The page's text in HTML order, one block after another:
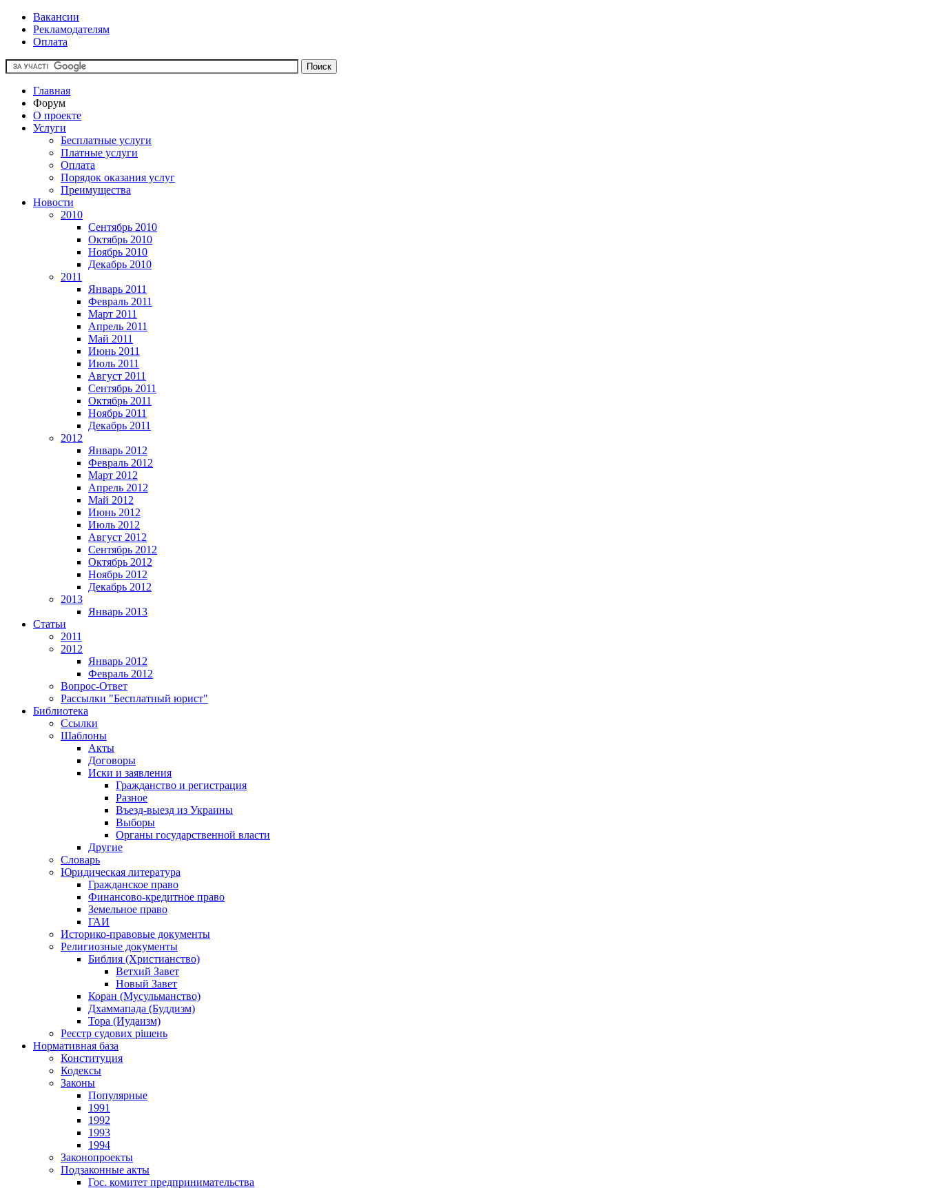
Вакансии
Рекламодателям
Оплата
Главная
Форум
О проекте
Услуги
Бесплатные услуги
Платные услуги
Оплата
Порядок оказания услуг
Преимущества
Новости
2010
Сентябрь 2010
Октябрь 2010
Ноябрь 2010
Декабрь 2010
2011
Январь 2011
Февраль 2011
Март 2011
Апрель 2011
Май 2011
Июнь 2011
Июль 2011
Август 2011
Сентябрь 2011
Октябрь 2011
Ноябрь 2011
Декабрь 2011
2012
Январь 2012
Февраль 2012
Март 2012
Апрель 2012
Май 2012
Июнь 2012
Июль 2012
Август 2012
Сентябрь 2012
Октябрь 2012
Ноябрь 2012
Декабрь 2012
2013
Январь 2013
Статьи
2011
2012
Январь 2012
Февраль 2012
Вопрос-Ответ
Рассылки "Бесплатный юрист"
Библиотека
Ссылки
Шаблоны
Акты
Договоры
Иски и заявления
Гражданство и регистрация
Разное
Въезд-выезд из Украины
Выборы
Органы государственной власти
Другие
Словарь
Юридическая литература
Гражданское право
Финансово-кредитное право
Земельное право
ГАИ
Историко-правовые документы
Религиозные документы
Библия (Христианство)
Ветхий Завет
Новый Завет
Коран (Мусульманство)
Дхаммапада (Буддизм)
Тора (Иудаизм)
Реєстр судових рішень
Нормативная база
Конституция
Кодексы
Законы
Популярные
1991
1992
1993
1994
Законопроекты
Подзаконные акты
Гос. комитет предпринимательства